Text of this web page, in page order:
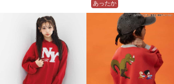
あったか